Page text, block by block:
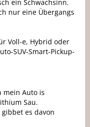
ein Schwachsinn.
nur eine Übergangs
Voll-e, Hybrid oder
SUV-Smart-Pickup-
mein Auto is
Sau.
es davon